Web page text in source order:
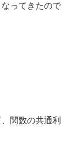
ってきたので
関数の共通利